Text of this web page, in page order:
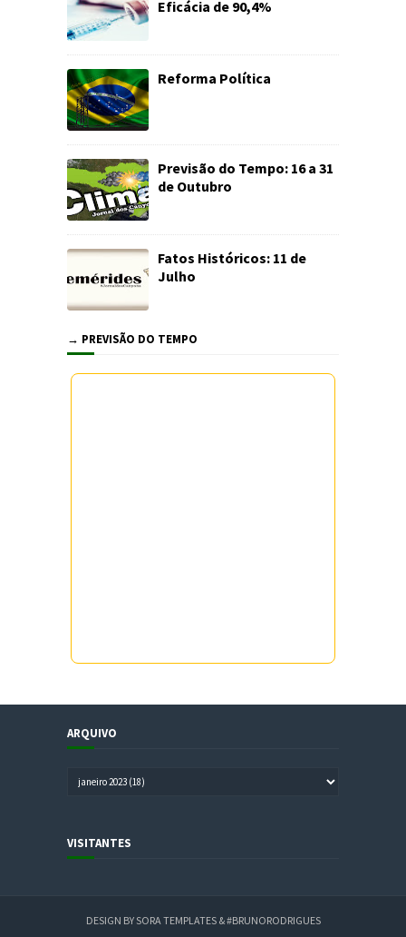
Eficácia de 90,4%
Reforma Política
Previsão do Tempo: 16 a 31
de Outubro
Fatos Históricos: 11 de
Julho
→ PREVISÃO DO TEMPO
ARQUIVO
VISITANTES
DESIGN BYSORA TEMPLATES&#BRUNORODRIGUES